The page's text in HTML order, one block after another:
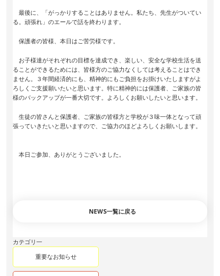
最後に、「がっかりすることはありません。私たち、先生がついてい
る。頑張れ」のエールで話を終わります。
保護者の皆様、本日はご苦労様です。
お子様達がそれぞれの目標を達成でき、楽しい、安全な学校生活を送
ることができるためには、皆様方のご協力なくしては考えることはでき
ません。３年間経済的にも、精神的にもご負担をお掛けいたしますがよ
ろしくご支援願いたいと思います。特に精神的には保護者、ご家族の皆
様のバックアップが一番大切です。よろしくお願いしたいと思います。
生徒の皆さんと保護者、ご家族の皆様方と学校が３味一体となって頑
張っていきたいと思いますので、ご協力のほどよろしくお願いします。
本日ご参加、ありがとうございました。
NEWS一覧に戻る
カテゴリ一
重要なお知らせ